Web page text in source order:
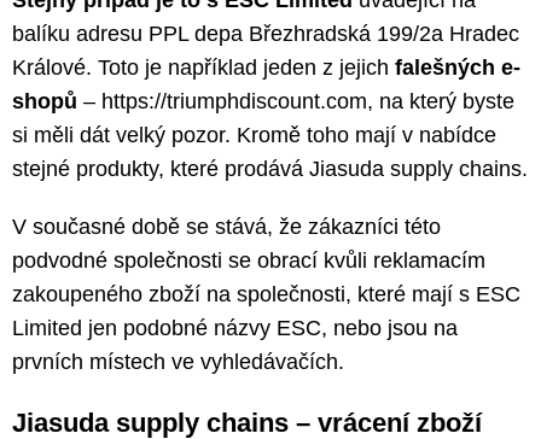
balíku adresu PPL depa Březhradská 199/2a Hradec
Králové. Toto je například jeden z jejich falešných e-
shopů – https://triumphdiscount.com, na který byste
si měli dát velký pozor. Kromě toho mají v nabídce
stejné produkty, které prodává Jiasuda supply chains.
V současné době se stává, že zákazníci této
podvodné společnosti se obrací kvůli reklamacím
zakoupeného zboží na společnosti, které mají s ESC
Limited jen podobné názvy ESC, nebo jsou na
prvních místech ve vyhledávačích.
Jiasuda supply chains – vrácení zboží